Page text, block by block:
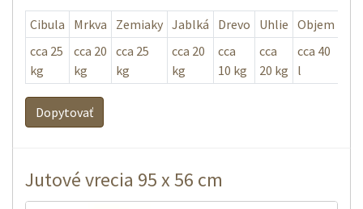
Cibula Mrkva Zemiaky Jablká Drevo Uhlie Objem
cca 25
kg
cca 20
kg
cca 25
kg
cca 20
kg
cca
10 kg
cca
20 kg
cca 40
l
Dopytovať
Jutové vrecia 95 x 56 cm